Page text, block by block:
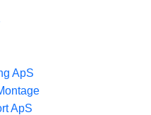
ApS
ApS